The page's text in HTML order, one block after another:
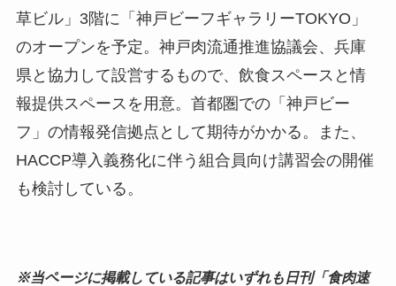
草ビル」3階に「神戸ビーフギャラリーTOKYO」
のオープンを予定。神戸肉流通推進協議会、兵庫
県と協力して設営するもので、飲食スペースと情
報提供スペースを用意。首都圏での「神戸ビー
フ」の情報発信拠点として期待がかかる。また、
HACCP導入義務化に伴う組合員向け講習会の開催
も検討している。
※当ページに掲載している記事はいずれも日刊「食肉速